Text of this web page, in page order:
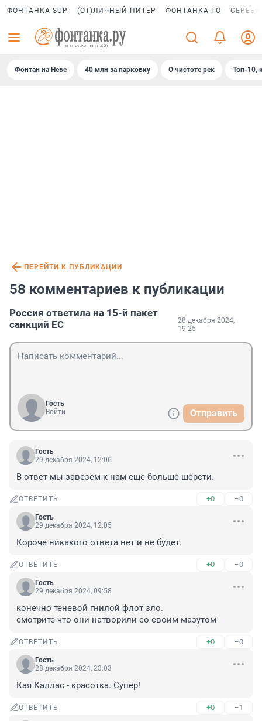
ФОНТАНКА SUP (ОТ)ЛИЧНЫЙ ПИТЕР ФОНТАНКА ГО
Фонтан на Неве 40 млн за парковку О чистоте рек Топ-10,
ПЕРЕЙТИ К ПУБЛИКАЦИИ
58 комментариев к публикации
Россия ответила на 15-й пакет
санкций ЕС
28 декабря 2024,
19:25
Гость
Войти
Отправить
Гость
29 декабря 2024, 12:06
В ответ мы завезем к нам еще больше шерсти.
ОТВЕТИТЬ +0 –0
Гость
29 декабря 2024, 12:05
Короче никакого ответа нет и не будет.
ОТВЕТИТЬ +0 –0
Гость
29 декабря 2024, 09:58
конечно теневой гнилой флот зло.
смотрите что они натворили со своим мазутом
ОТВЕТИТЬ +0 –0
Гость
28 декабря 2024, 23:03
Кая Каллас - красотка. Супер!
ОТВЕТИТЬ +0 –1